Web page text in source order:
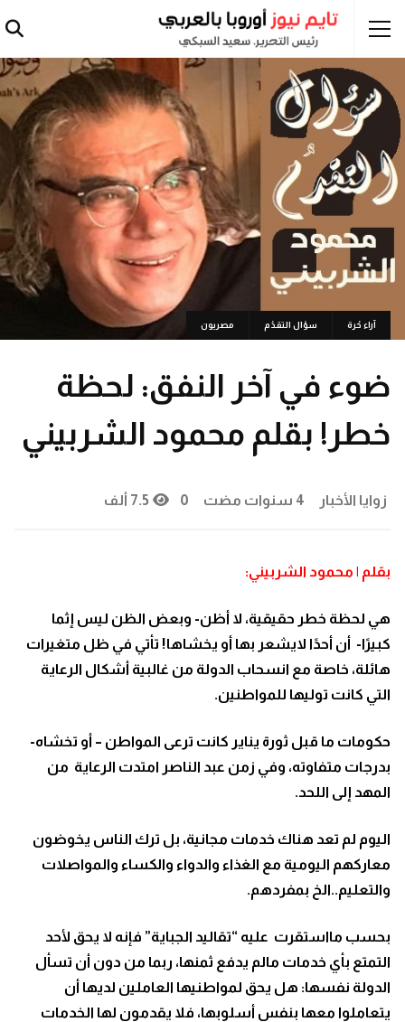
آراء حُرة سؤال التقدُم مصريون
ضوء في آخر النفق: لحظة
خطر! بقلم محمود الشربيني
زوايا الأخبار 4 سنوات مضت 0 7.5 ألف
بقلم | محمود الشربيني:
هي لحظة خطر حقيقية، لا أظن- وبعض الظن ليس إثما
كبيرًا- أن أحدًا لايشعر بها أو يخشاها! تأتي في ظل متغيرات
هائلة، خاصة مع انسحاب الدولة من غالبية أشكال الرعاية
التي كانت توليها للمواطنين.
حكومات ما قبل ثورة يناير كانت ترعى المواطن – أو تخشاه-
بدرجات متفاوته، وفي زمن عبد الناصر امتدت الرعاية من
المهد إلى اللحد.
اليوم لم تعد هناك خدمات مجانية، بل ترك الناس يخوضون
معاركهم اليومية مع الغذاء والدواء والكساء والمواصلات
والتعليم..الخ بمفردهم.
بحسب مااستقرت عليه “تقاليد الجباية” فإنه لا يحق لأحد
التمتع بأي خدمات مالم يدفع ثمنها، ربما من دون أن تسأل
الدولة نفسها: هل يحق لمواطنيها العاملين لديها أن
يتعاملوا معها بنفس أسلوبها، فلا يقدمون لها الخدمات